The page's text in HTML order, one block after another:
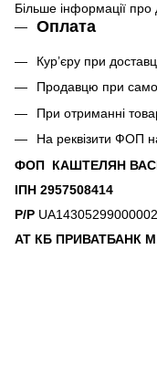
Більше інформації про
Оплата
Кур’єру при
Продавцю при
При отриманні
На реквізити ФОП
ФОП КАШТЕЛЯН
ІПН 2957508414
Р/Р
АТ КБ ПРИВАТБАНК